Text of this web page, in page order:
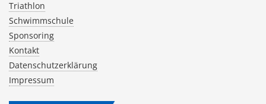
Triathlon
Schwimmschule
Sponsoring
Kontakt
Datenschutzerklärung
Impressum